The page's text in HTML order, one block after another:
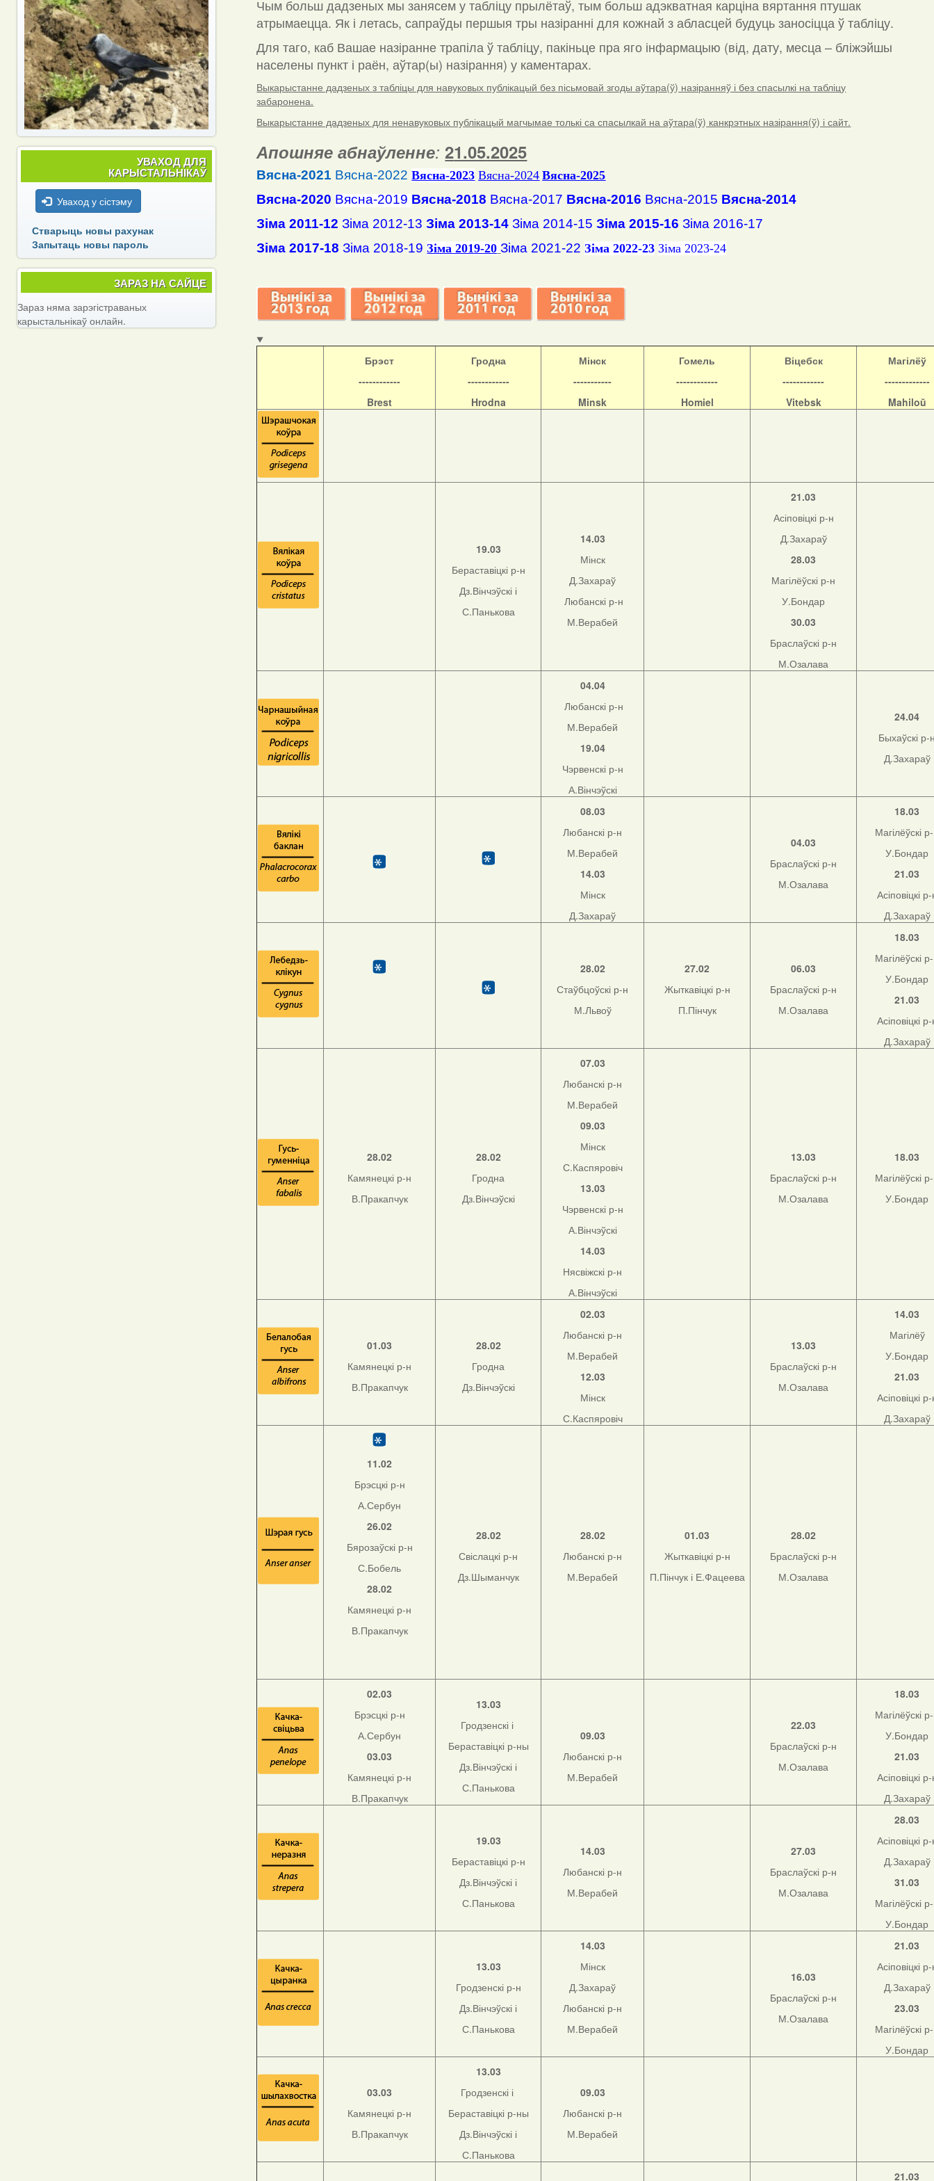
Чым больш дадзеных мы занясем у табліцу прылётаў, тым больш адэкватная карціна вяртання птушак
атрымаецца. Як і летась, сапраўды першыя тры назіранні для кожнай з абласцей будуць заносіцца ў табліцу.
Для таго, каб Вашае назіранне трапіла ў табліцу, пакіньце пра яго інфармацыю (від, дату, месца – бліжэйшы
населены пункт і раён, аўтар(ы) назірання) у каментарах.
Выкарыстанне дадзеных з табліцы для навуковых публікацый без пісьмовай згоды аўтара(ў) назіранняў і без спасылкі на табліцу
забаронена.
Выкарыстанне дадзеных для ненавуковых публікацый магчымае толькі са спасылкай на аўтара(ў) канкрэтных назірання(ў) і сайт.
Апошняе абнаўленне:21.05.2025
Вясна-2021 Вясна-2022 Вясна-2023 Вясна-2024 Вясна-2025
Вясна-2020 Вясна-2019 Вясна-2018 Вясна-2017 Вясна-2016 Вясна-2015 Вясна-2014
Зіма 2011-12 Зіма 2012-13 Зіма 2013-14 Зіма 2014-15 Зіма 2015-16 Зіма 2016-17
Зіма 2017-18 Зіма 2018-19 Зіма 2019-20 Зіма 2021-22 Зіма 2022-23 Зіма 2023-24
Брэст
------------
Brest
Гродна
------------
Hrodna
Мінск
-----------
Minsk
Гомель
------------
Homiel
Віцебск
------------
Vitebsk
Магілёў
-------------
Mahiloŭ
19.03
Бераставіцкі р-н
Дз.Вінчэўскі і
С.Панькова
14.03
Мінск
Д.Захараў
Любанскі р-н
М.Верабей
21.03
Асіповіцкі р-н
Д.Захараў
28.03
Магілёўскі р-н
У.Бондар
30.03
Браслаўскі р-н
М.Озалава
04.04
Любанскі р-н
М.Верабей
19.04
Чэрвенскі р-н
А.Вінчэўскі
24.04
Быхаўскі р-
Д.Захараў
08.03
Любанскі р-н
М.Верабей
14.03
Мінск
Д.Захараў
04.03
Браслаўскі р-н
М.Озалава
18.03
Магілёўскі
У.Бондар
21.03
Асіповіцкі
Д.Захараў
28.02
Стаўбцоўскі р-н
М.Львоў
27.02
Жыткавіцкі р-н
П.Пінчук
06.03
Браслаўскі р-н
М.Озалава
18.03
Магілёўскі
У.Бондар
21.03
Асіповіцкі
Д.Захараў
28.02
Камянецкі р-н
В.Пракапчук
28.02
Гродна
Дз.Вінчэўскі
07.03
Любанскі р-н
М.Верабей
09.03
Мінск
С.Каспяровіч
13.03
Чэрвенскі р-н
А.Вінчэўскі
14.03
Нясвіжскі р-н
А.Вінчэўскі
13.03
Браслаўскі р-н
М.Озалава
18.03
Магілёўскі
У.Бондар
01.03
Камянецкі р-н
В.Пракапчук
28.02
Гродна
Дз.Вінчэўскі
02.03
Любанскі р-н
М.Верабей
12.03
Мінск
С.Каспяровіч
13.03
Браслаўскі р-н
М.Озалава
14.03
Магілёў
У.Бондар
21.03
Асіповіцкі
Д.Захараў
11.02
Брэсцкі р-н
А.Сербун
26.02
Бярозаўскі р-н
С.Бобель
28.02
Камянецкі р-н
В.Пракапчук
28.02
Свіслацкі р-н
Дз.Шыманчук
28.02
Любанскі р-н
М.Верабей
01.03
Жыткавіцкі р-н
П.Пінчук і Е.Фацеева
28.02
Браслаўскі р-н
М.Озалава
02.03
Брэсцкі р-н
А.Сербун
03.03
Камянецкі р-н
В.Пракапчук
13.03
Гродзенскі і
Бераставіцкі р-ны
Дз.Вінчэўскі і
С.Панькова
09.03
Любанскі р-н
М.Верабей
22.03
Браслаўскі р-н
М.Озалава
18.03
Магілёўскі
У.Бондар
21.03
Асіповіцкі
Д.Захараў
19.03
Бераставіцкі р-н
Дз.Вінчэўскі і
С.Панькова
14.03
Любанскі р-н
М.Верабей
27.03
Браслаўскі р-н
М.Озалава
28.03
Асіповіцкі
Д.Захараў
31.03
Магілёўскі
У.Бондар
13.03
Гродзенскі р-н
Дз.Вінчэўскі і
С.Панькова
14.03
Мінск
Д.Захараў
Любанскі р-н
М.Верабей
16.03
Браслаўскі р-н
М.Озалава
21.03
Асіповіцкі
Д.Захараў
23.03
Магілёўскі
У.Бондар
03.03
Камянецкі р-н
В.Пракапчук
13.03
Гродзенскі і
Бераставіцкі р-ны
Дз.Вінчэўскі і
С.Панькова
09.03
Любанскі р-н
М.Верабей
21.03
УВАХОД ДЛЯ
КАРЫСТАЛЬНІКАЎ
Уваход у сістэму
Стварыць новы рахунак
Запытаць новы пароль
ЗАРАЗ НА САЙЦЕ
Зараз няма зарэгістраваных
карыстальнікаў онлайн.